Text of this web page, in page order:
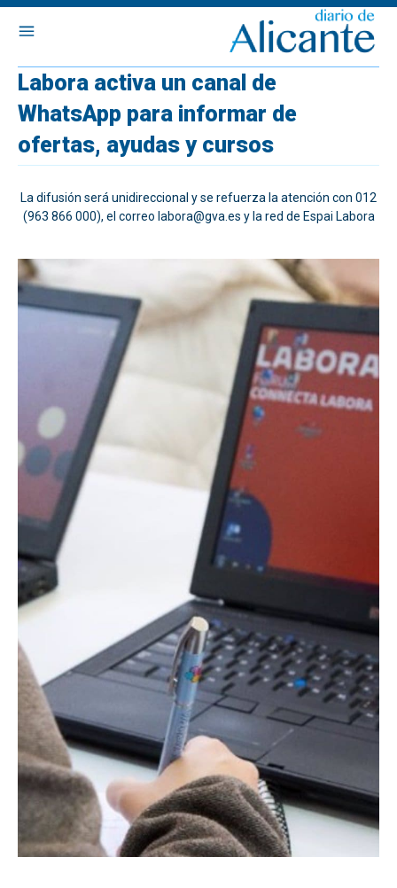
Labora activa un canal de
WhatsApp para informar de
ofertas, ayudas y cursos
La difusión será unidireccional y se refuerza la atención con 012
(963 866 000), el correo labora@gva.es y la red de Espai Labora